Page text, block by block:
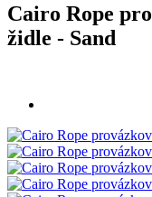
Cairo Rope
židle - Sand